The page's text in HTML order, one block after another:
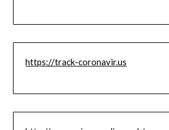
https://track-coronavir.us